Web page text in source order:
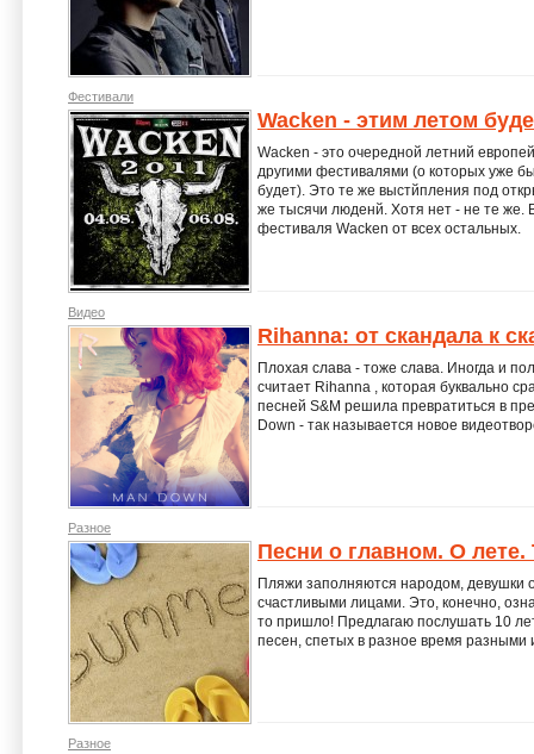
Фестивали
Wacken - этим летом
Wacken - это очередной летний
другими фестивалями (о которых уже
будет). Это те же выстйпления под
же тысячи люденй. Хотя нет - не те же.
фестиваля Wacken от всех остальных.
Видео
Rihanna: от скандала к
Плохая слава - тоже слава. Иногда и
считает Rihanna , которая буквально
песней S&M решила превратиться в
Down - так называется новое
Разное
Песни о главном. О лете.
Пляжи заполняются народом, девушки
счастливыми лицами. Это, конечно,
то пришло! Предлагаю послушать 10
песен, спетых в разное время разными
Разное